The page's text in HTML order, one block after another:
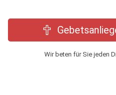
Wir beten für Sie jeden